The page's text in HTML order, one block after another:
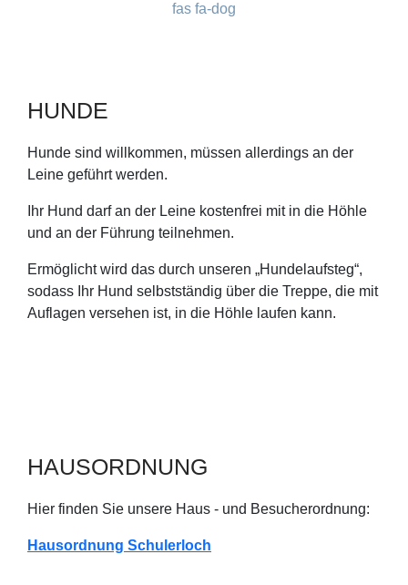
fas fa-dog
HUNDE
Hunde sind willkommen, müssen allerdings an der
Leine geführt werden.
Ihr Hund darf an der Leine kostenfrei mit in die Höhle
und an der Führung teilnehmen.
Ermöglicht wird das durch unseren „Hundelaufsteg“,
sodass Ihr Hund selbstständig über die Treppe, die mit
Auflagen versehen ist, in die Höhle laufen kann.
HAUSORDNUNG
Hier finden Sie unsere Haus - und Besucherordnung:
Hausordnung Schulerloch